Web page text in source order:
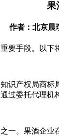
果
作者：北京晨
要手段。以
识产权局商
委托代理机
一。果酒企